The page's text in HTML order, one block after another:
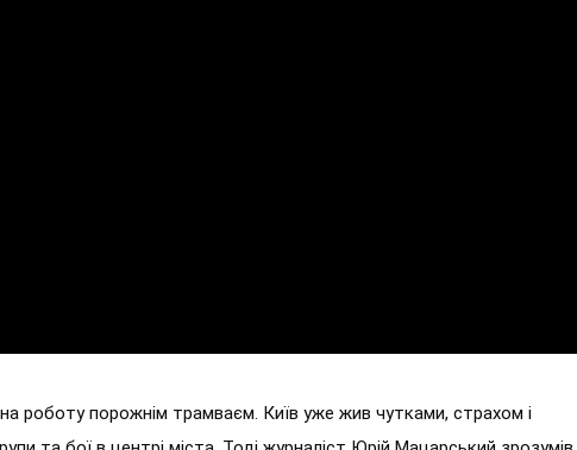
роботу порожнім трамваєм. Київ уже жив чутками, страхом і